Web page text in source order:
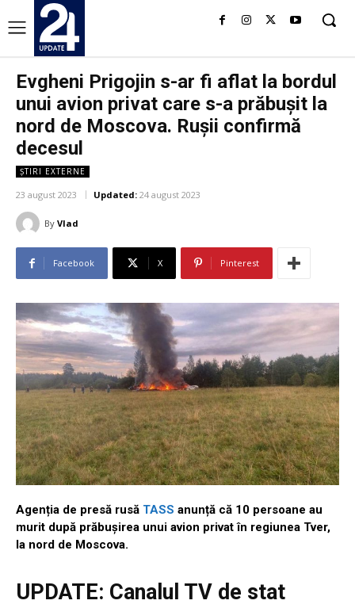
Evgheni Prigojin s-ar fi aflat la bordul
unui avion privat care s-a prăbușit la
nord de Moscova. Rușii confirmă
decesul
ȘTIRI EXTERNE
23 august 2023 Updated: 24 august 2023
By Vlad
Facebook X Pinterest
Agenția de presă rusă TASS anunță că 10 persoane au
murit după prăbușirea unui avion privat în regiunea Tver,
la nord de Moscova.
UPDATE: Canalul TV de stat